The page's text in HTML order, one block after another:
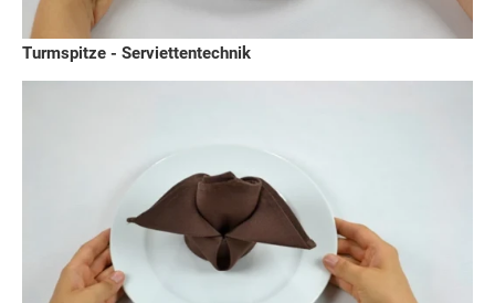
Turmspitze - Serviettentechnik